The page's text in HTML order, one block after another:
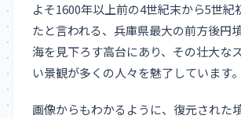
よそ1600年以上前の4世紀末から5世紀
たと言われる、兵庫県最大の前方後円
海を見下ろす高台にあり、その壮大な
い景観が多くの人々を魅了しています。
画像からもわかるように、復元された